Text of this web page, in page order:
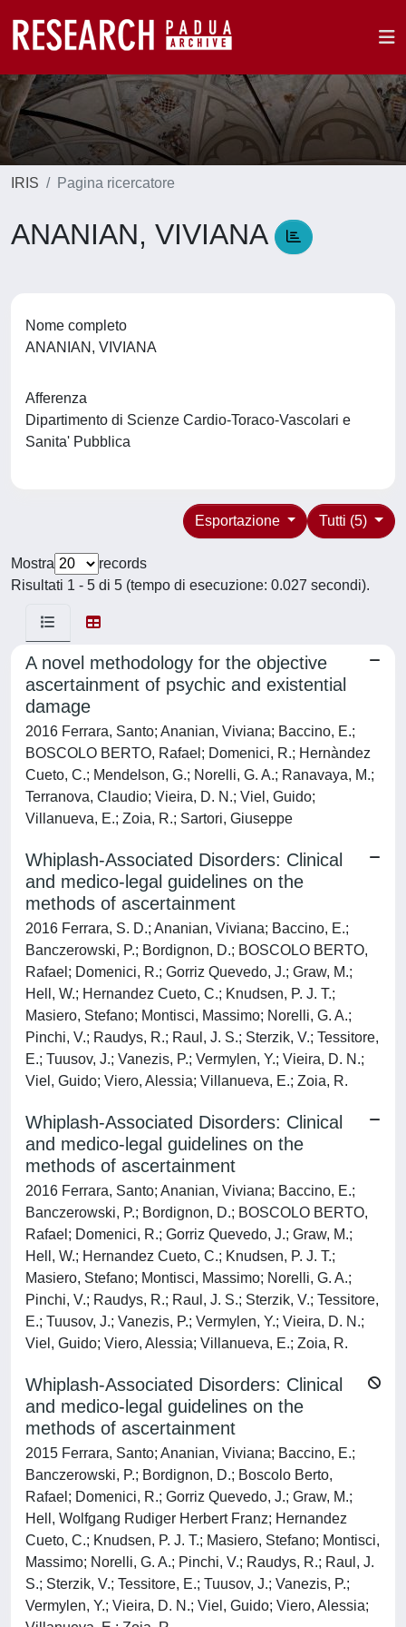
IRIS Pagina ricercatore
ANANIAN, VIVIANA
Nome completo
ANANIAN, VIVIANA
Afferenza
Dipartimento di Scienze Cardio-Toraco-Vascolari e
Sanita' Pubblica
Tutti (5)
Esportazione
Mostra
records
Risultati 1 - 5 di 5 (tempo di esecuzione: 0.027 secondi).
A novel methodology for the objective
ascertainment of psychic and existential
damage
2016 Ferrara, Santo; Ananian, Viviana; Baccino, E.;
BOSCOLO BERTO, Rafael; Domenici, R.; Hernàndez
Cueto, C.; Mendelson, G.; Norelli, G. A.; Ranavaya, M.;
Terranova, Claudio; Vieira, D. N.; Viel, Guido;
Villanueva, E.; Zoia, R.; Sartori, Giuseppe
Whiplash-Associated Disorders: Clinical
and medico-legal guidelines on the
methods of ascertainment
2016 Ferrara, S. D.; Ananian, Viviana; Baccino, E.;
Banczerowski, P.; Bordignon, D.; BOSCOLO BERTO,
Rafael; Domenici, R.; Gorriz Quevedo, J.; Graw, M.;
Hell, W.; Hernandez Cueto, C.; Knudsen, P. J. T.;
Masiero, Stefano; Montisci, Massimo; Norelli, G. A.;
Pinchi, V.; Raudys, R.; Raul, J. S.; Sterzik, V.; Tessitore,
E.; Tuusov, J.; Vanezis, P.; Vermylen, Y.; Vieira, D. N.;
Viel, Guido; Viero, Alessia; Villanueva, E.; Zoia, R.
Whiplash-Associated Disorders: Clinical
and medico-legal guidelines on the
methods of ascertainment
2016 Ferrara, Santo; Ananian, Viviana; Baccino, E.;
Banczerowski, P.; Bordignon, D.; BOSCOLO BERTO,
Rafael; Domenici, R.; Gorriz Quevedo, J.; Graw, M.;
Hell, W.; Hernandez Cueto, C.; Knudsen, P. J. T.;
Masiero, Stefano; Montisci, Massimo; Norelli, G. A.;
Pinchi, V.; Raudys, R.; Raul, J. S.; Sterzik, V.; Tessitore,
E.; Tuusov, J.; Vanezis, P.; Vermylen, Y.; Vieira, D. N.;
Viel, Guido; Viero, Alessia; Villanueva, E.; Zoia, R.
Whiplash-Associated Disorders: Clinical
and medico-legal guidelines on the
methods of ascertainment
2015 Ferrara, Santo; Ananian, Viviana; Baccino, E.;
Banczerowski, P.; Bordignon, D.; Boscolo Berto,
Rafael; Domenici, R.; Gorriz Quevedo, J.; Graw, M.;
Hell, Wolfgang Rudiger Herbert Franz; Hernandez
Cueto, C.; Knudsen, P. J. T.; Masiero, Stefano; Montisci,
Massimo; Norelli, G. A.; Pinchi, V.; Raudys, R.; Raul, J.
S.; Sterzik, V.; Tessitore, E.; Tuusov, J.; Vanezis, P.;
Vermylen, Y.; Vieira, D. N.; Viel, Guido; Viero, Alessia;